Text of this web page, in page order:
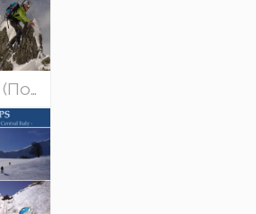
Ана Фигура (Полска) - Презентација за Татрите